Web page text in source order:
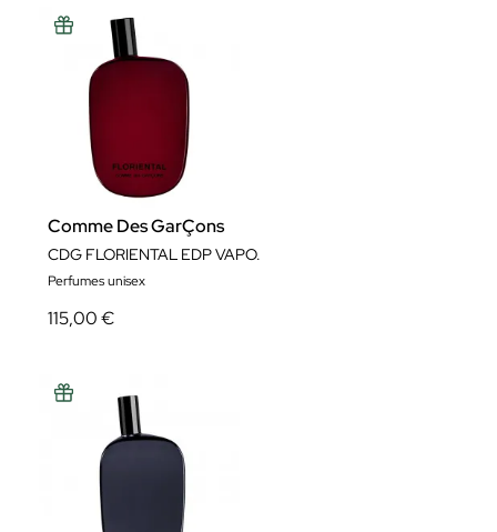
Comme Des GarÇons
CDG FLORIENTAL EDP VAPO.
Perfumes unisex
115,00 €